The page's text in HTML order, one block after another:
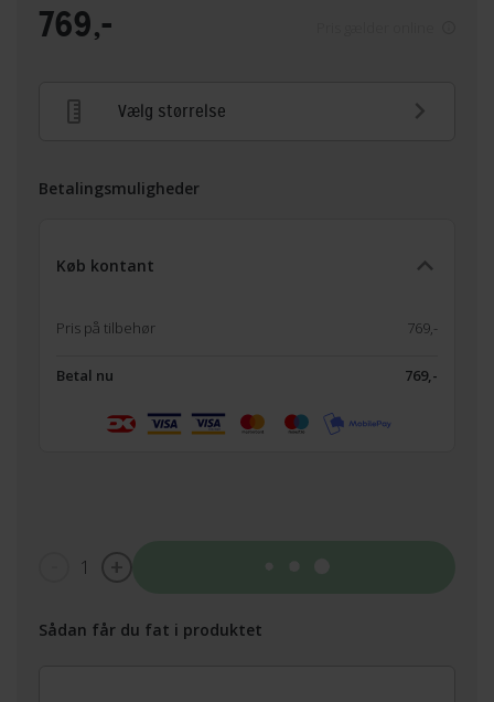
769,-
Vælg størrelse
Betalingsmuligheder
Køb kontant
Pris på tilbehør 769,-
Betal nu 769,-
1
Sådan får du fat i produktet